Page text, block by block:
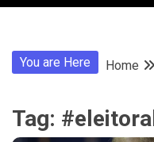
You are Here Home
Tag: